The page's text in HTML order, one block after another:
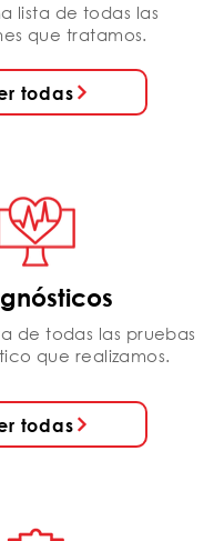
lista de todas las
que tratamos.
todas
de todas las pruebas
que realizamos.
todas